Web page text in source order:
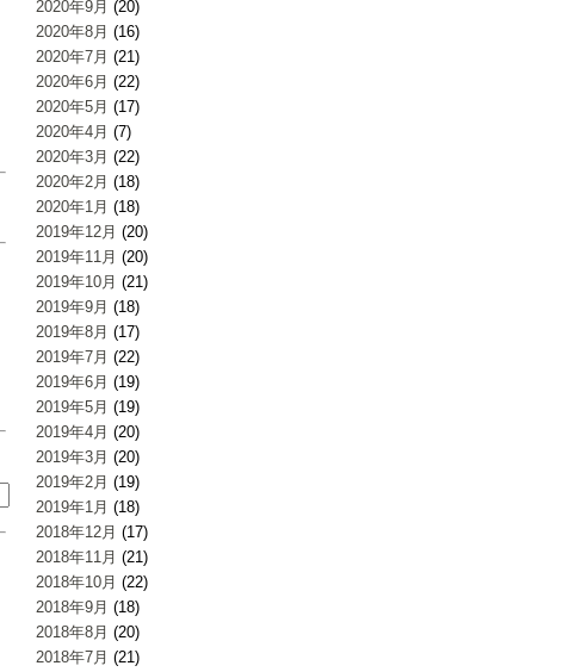
2020年9月 (20)
2020年8月 (16)
2020年7月 (21)
2020年6月 (22)
2020年5月 (17)
2020年4月 (7)
2020年3月 (22)
2020年2月 (18)
2020年1月 (18)
2019年12月 (20)
2019年11月 (20)
2019年10月 (21)
2019年9月 (18)
2019年8月 (17)
2019年7月 (22)
2019年6月 (19)
2019年5月 (19)
2019年4月 (20)
2019年3月 (20)
2019年2月 (19)
2019年1月 (18)
2018年12月 (17)
2018年11月 (21)
2018年10月 (22)
2018年9月 (18)
2018年8月 (20)
2018年7月 (21)